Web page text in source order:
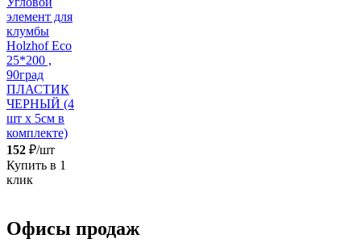
элемент для
клумбы
Holzhof Eco
25*200 ,
90град
ПЛАСТИК
ЧЕРНЫЙ (4
шт х 5см в
комплекте)
152 ₽/шт
Купить в 1
клик
Офисы продаж